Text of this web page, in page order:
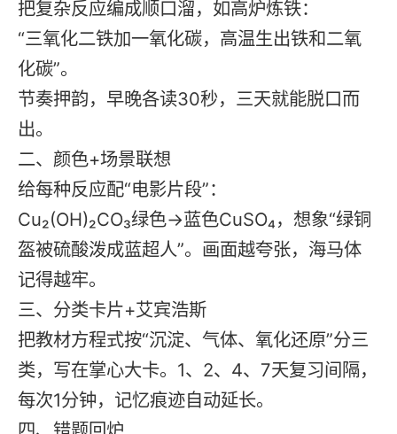
把复杂反应编成顺口溜，如高炉炼铁：
“三氧化二铁加一氧化碳，高温生出铁和二氧
化碳”。
节奏押韵，早晚各读30秒，三天就能脱口而
出。
二、颜色+场景联想
给每种反应配“电影片段”：
Cu₂(OH)₂CO₃绿色→蓝色CuSO₄，想象“绿铜
盔被硫酸泼成蓝超人”。画面越夸张，海马体
记得越牢。
三、分类卡片+艾宾浩斯
把教材方程式按“沉淀、气体、氧化还原”分三
类，写在掌心大卡。1、2、4、7天复习间隔，
每次1分钟，记忆痕迹自动延长。